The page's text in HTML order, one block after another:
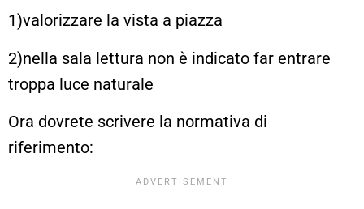
1)valorizzare la vista a piazza
2)nella sala lettura non è indicato far entrare
troppa luce naturale
Ora dovrete scrivere la normativa di
riferimento: